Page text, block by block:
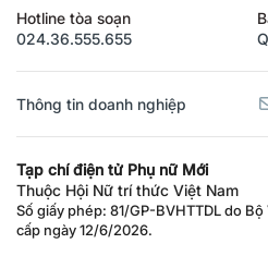
Hotline tòa soạn
024.36.555.655
Thông tin doanh nghiệp
Tạp chí điện tử Phụ nữ Mới
Thuộc Hội Nữ trí thức Việt Nam
Số giấy phép: 81/GP-BVHTTDL do
cấp ngày 12/6/2026.